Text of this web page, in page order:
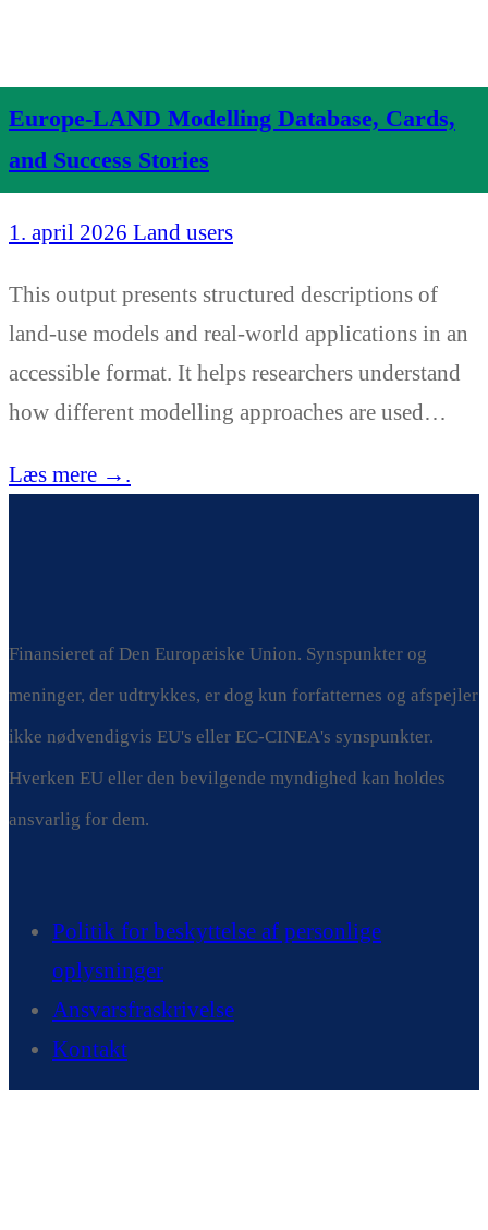
Europe-LAND Modelling Database, Cards,
and Success Stories
1. april 2026 Land users
This output presents structured descriptions of
land-use models and real-world applications in an
accessible format. It helps researchers understand
how different modelling approaches are used…
Læs mere →.
Finansieret af Den Europæiske Union. Synspunkter og
meninger, der udtrykkes, er dog kun forfatternes og afspejler
ikke nødvendigvis EU's eller EC-CINEA's synspunkter.
Hverken EU eller den bevilgende myndighed kan holdes
ansvarlig for dem.
Politik for beskyttelse af personlige
oplysninger
Ansvarsfraskrivelse
Kontakt